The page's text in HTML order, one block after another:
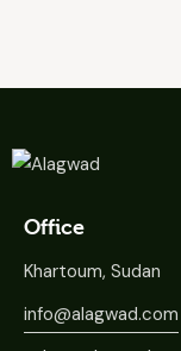
Office
Khartoum, Sudan
info@alagwad.com